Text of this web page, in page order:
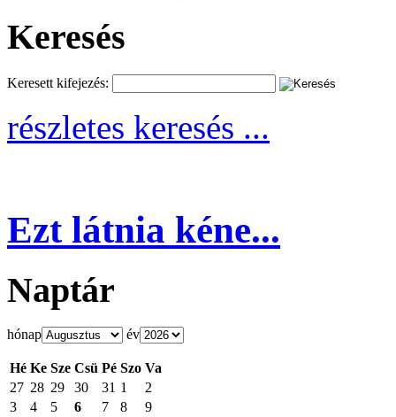
Keresés
Keresett kifejezés:
részletes keresés ...
Ezt látnia kéne...
Naptár
hónap év
Hé Ke Sze Csü Pé Szo Va
27 28 29 30 31 1
2
3
4 5 6 7 8
9